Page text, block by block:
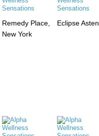
Remedy Place,
New York
Eclipse Asten